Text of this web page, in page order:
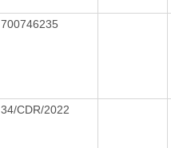
700746235
34/CDR/2022